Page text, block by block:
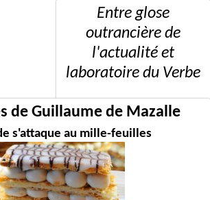
Entre glose
outrancière de
l'actualité et
laboratoire du Verbe
de Guillaume de Mazalle
s'attaque au mille-feuilles